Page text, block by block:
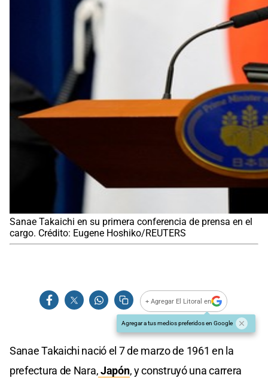
Sanae Takaichi en su primera conferencia de prensa en el
cargo. Crédito: Eugene Hoshiko/REUTERS
+ Agregar El Litoral en
Agregar a tus medios preferidos en Google
Sanae Takaichi nació el 7 de marzo de 1961 en la
prefectura de Nara,Japón, y construyó una carrera